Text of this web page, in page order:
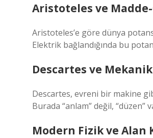
Aristoteles ve Madde-
Aristoteles’e göre dünya
Elektrik bağlandığında bu
Descartes ve
Descartes, evreni bir makine
Burada “anlam” değil, “düzen”
Modern Fizik ve Alan